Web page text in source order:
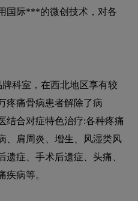
国际***的微创技术，对各
科室，在西北地区享有较
疼痛骨病患者解除了病
结合对症特色治疗:各种疼痛
、肩周炎、增生、风湿类风
症、手术后遗症、头痛、
疾病等。